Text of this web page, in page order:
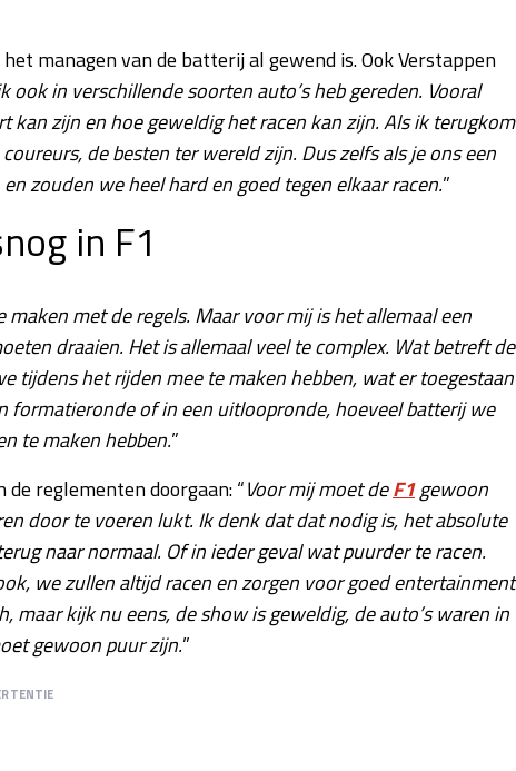
managen van de batterij al gewend is. Ook Verstappen
in verschillende soorten auto’s heb gereden. Vooral
zijn en hoe geweldig het racen kan zijn. Als ik terugkom
de besten ter wereld zijn. Dus zelfs als je ons een
zouden we heel hard en goed tegen elkaar racen.”
in F1
met de regels. Maar voor mij is het allemaal een
draaien. Het is allemaal veel te complex. Wat betreft de
tijdens het rijden mee te maken hebben, wat er toegestaan
formatieronde of in een uitloopronde, hoeveel batterij we
te maken hebben.”
reglementen doorgaan: “Voor mij moet deF1gewoon
door te voeren lukt. Ik denk dat dat nodig is, het absolute
naar normaal. Of in ieder geval wat puurder te racen.
we zullen altijd racen en zorgen voor goed entertainment
maar kijk nu eens, de show is geweldig, de auto’s waren in
gewoon puur zijn.”